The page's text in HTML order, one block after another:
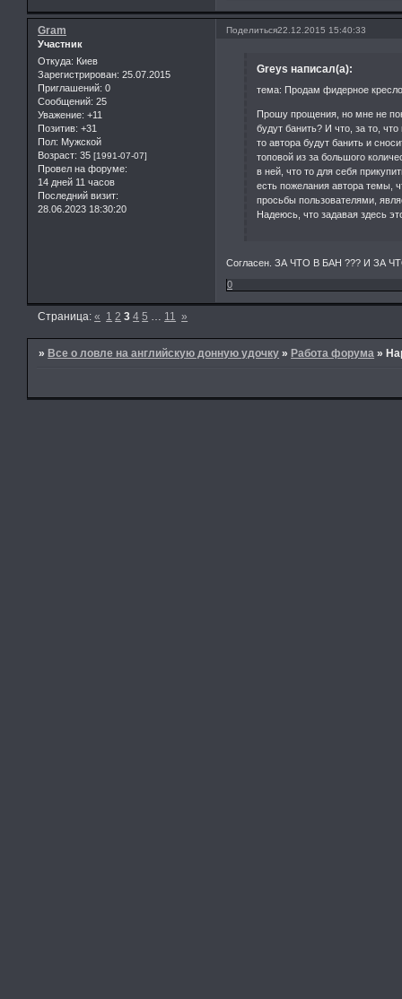
Поделиться22.12.2015 15:40:33
Gram
Участник
Откуда: Киев
Зарегистрирован: 25.07.2015
Приглашений: 0
Сообщений: 25
Уважение: +11
Позитив: +31
Пол: Мужской
Возраст: 35 [1991-07-07]
Провел на форуме:
14 дней 11 часов
Последний визит:
28.06.2023 18:30:20
Greys написал(а):
тема: Продам фидерное
Прошу прощения, но мне не
будут банить? И что, за то,
то автора будут банить и
топовой из за большого
в ней, что то для себя
есть пожелания автора темы,
просьбы пользователями,
Надеюсь, что задавая здесь
Согласен. ЗА ЧТО В БАН ??? И ЗА
0
Страница:« 1 2 3 4 5 11 »
» Все о ловле на английскую донную удочку » Работа форума »